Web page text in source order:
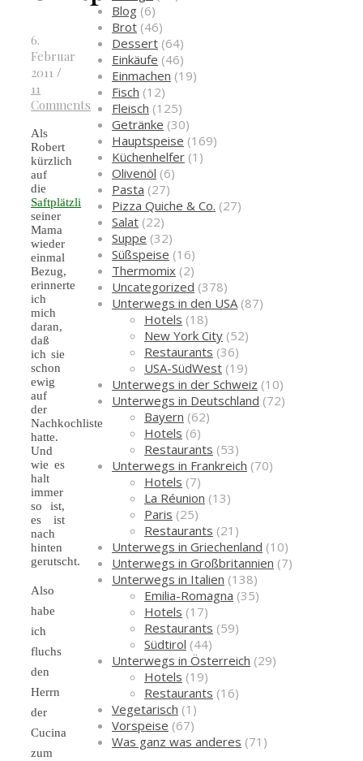
6.
Februar
2011 /
11
Comments
Als
Robert
kürzlich
auf
die
Saftplätzli
seiner
Mama
wieder
einmal
Bezug,
erinnerte
ich
mich
daran,
daß
ich sie
schon
ewig
auf
der
Nachkochliste
hatte.
Und
wie es
halt
immer
so ist,
es ist
nach
hinten
gerutscht.
Also
habe
ich
fluchs
den
Herrn
der
Cucina
zum
Blog (6)
Brot (46)
Dessert (64)
Einkäufe (46)
Einmachen (19)
Fisch (12)
Fleisch (125)
Getränke (30)
Hauptspeise (169)
Küchenhelfer (1)
Olivenöl (6)
Pasta (27)
Pizza Quiche & Co. (27)
Salat (22)
Suppe (32)
Süßspeise (16)
Thermomix (2)
Uncategorized (378)
Unterwegs in den USA(87)
Hotels (18)
New York City (52)
Restaurants (36)
USA-SüdWest (19)
Unterwegs in der Schweiz (10)
Unterwegs in Deutschland (72)
Bayern (62)
Hotels (6)
Restaurants (53)
Unterwegs in Frankreich (70)
Hotels (7)
La Réunion (13)
Paris (25)
Restaurants (21)
Unterwegs in Griechenland (10)
Unterwegs in Großbritannien (7)
Unterwegs in Italien (138)
Emilia-Romagna (35)
Hotels (17)
Restaurants (59)
Südtirol (44)
Unterwegs in Österreich (29)
Hotels (19)
Restaurants (16)
Vegetarisch (1)
Vorspeise (67)
Was ganz was anderes (71)